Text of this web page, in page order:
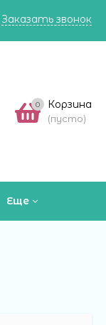
Заказать звонок
0 Корзина
(пусто)
Еще